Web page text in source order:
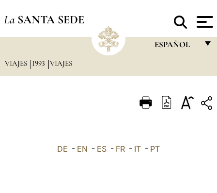
La SANTA SEDE
ESPAÑOL
ITALIANO
VIAJES 1993 VIAJES
DE - EN - ES - FR - IT - PT